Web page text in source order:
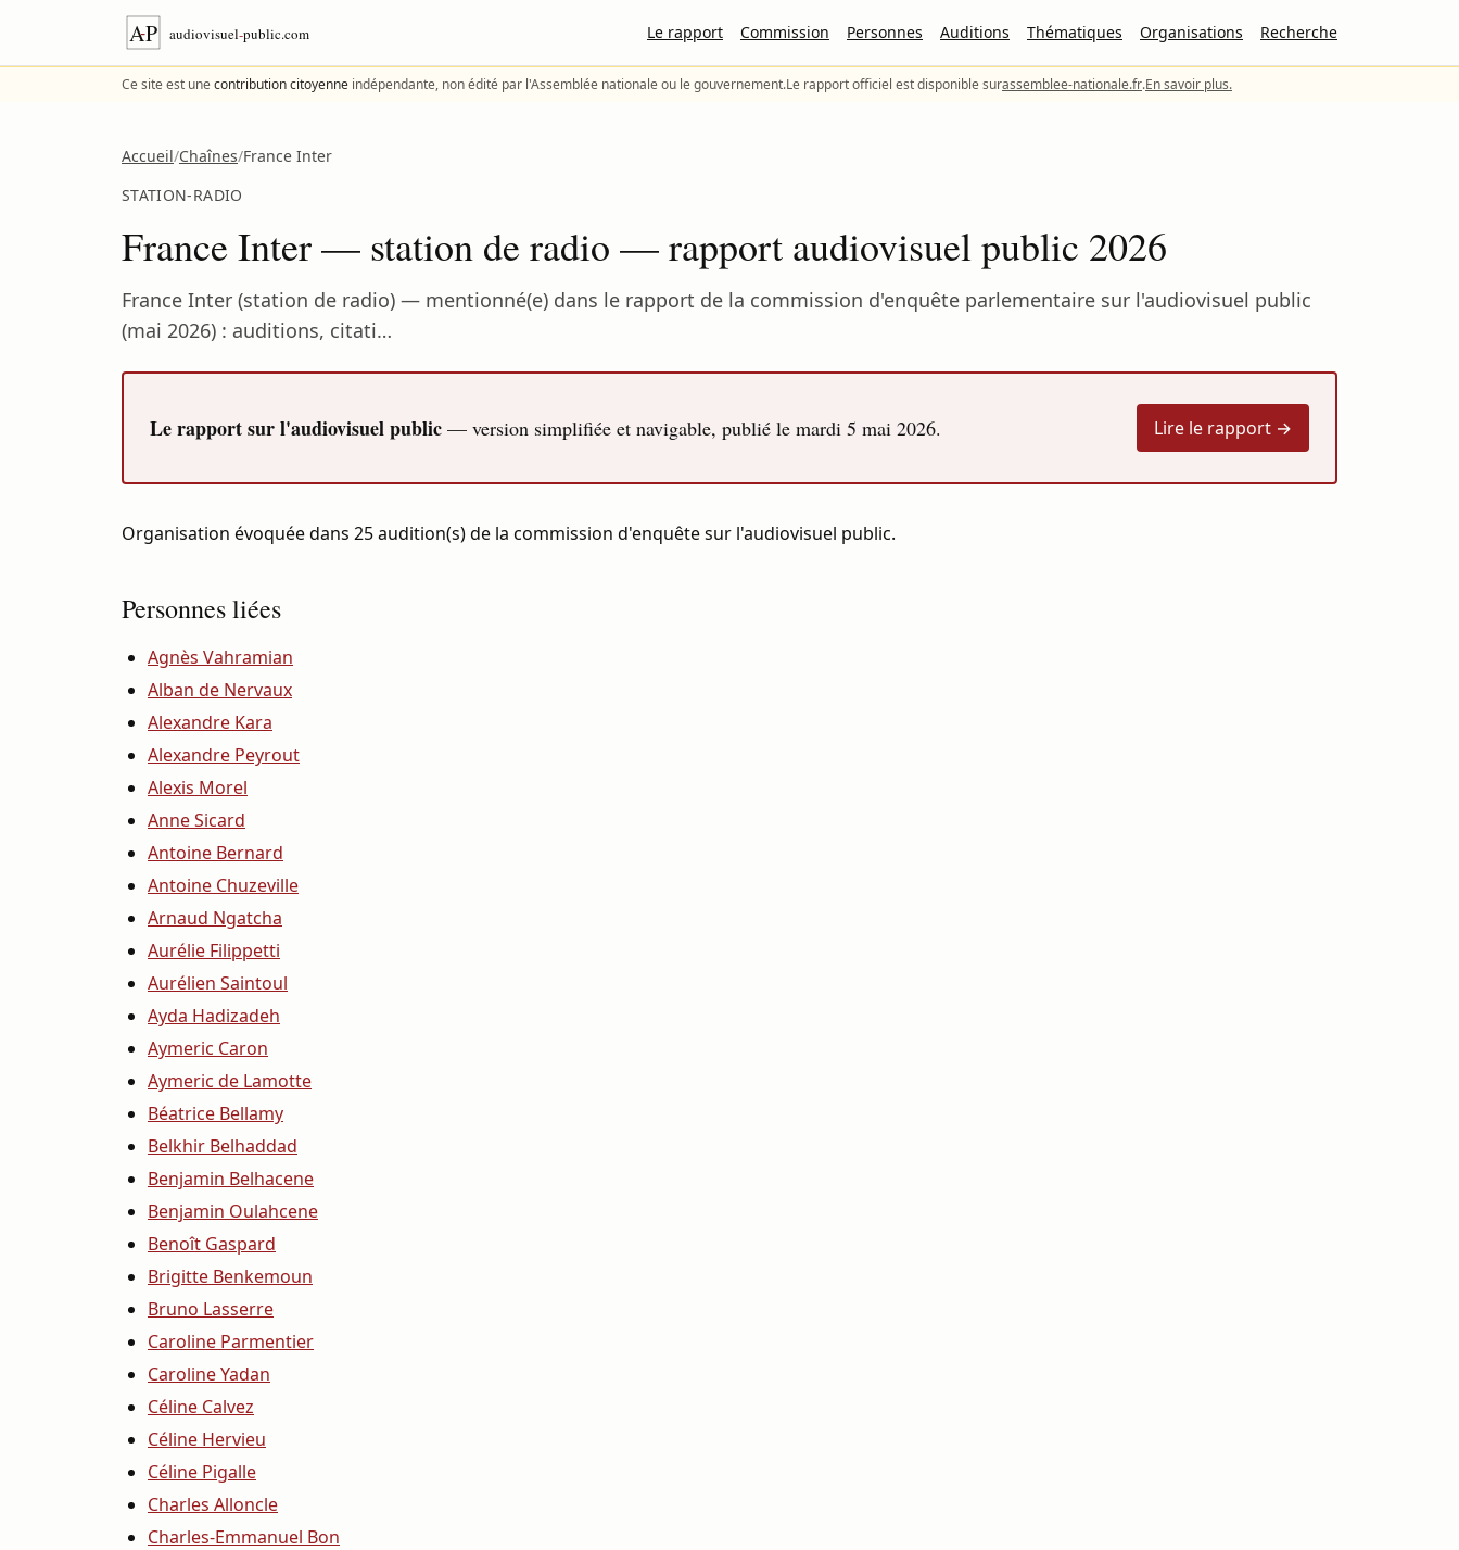
Aller au contenu
Le rapport Commission Personnes Auditions Thématiques Organisations Recherche
Ce site est unecontribution citoyenne indépendante, non édité par l'Assemblée nationale ou le gouvernement.Le rapport officiel est disponible surassemblee-nationale.fr.En savoir plus.
Accueil/Chaînes/France Inter
STATION-RADIO
France Inter — station de radio — rapport audiovisuel public 2026
France Inter (station de radio) — mentionné(e) dans le rapport de la commission d'enquête parlementaire sur l'audiovisuel public
(mai 2026) : auditions, citati…
Le rapport sur l'audiovisuel public — version simplifiée et navigable, publié le mardi 5 mai 2026. Lire le rapport →
Organisation évoquée dans 25 audition(s) de la commission d'enquête sur l'audiovisuel public.
Personnes liées
Agnès Vahramian
Alban de Nervaux
Alexandre Kara
Alexandre Peyrout
Alexis Morel
Anne Sicard
Antoine Bernard
Antoine Chuzeville
Arnaud Ngatcha
Aurélie Filippetti
Aurélien Saintoul
Ayda Hadizadeh
Aymeric Caron
Aymeric de Lamotte
Béatrice Bellamy
Belkhir Belhaddad
Benjamin Belhacene
Benjamin Oulahcene
Benoît Gaspard
Brigitte Benkemoun
Bruno Lasserre
Caroline Parmentier
Caroline Yadan
Céline Calvez
Céline Hervieu
Céline Pigalle
Charles Alloncle
Charles-Emmanuel Bon